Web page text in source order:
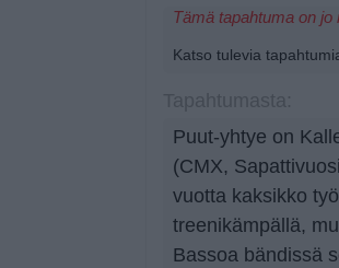
Tämä tapahtuma on jo
Katso tulevia
Puut-yhtye on
(CMX,
vuotta kaksikko
treenikämpällä,
Bassoa bändissä